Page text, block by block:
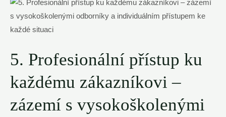
5. Profesionální přístup ku
každému zákazníkovi –
zázemí s vysokoškolenými